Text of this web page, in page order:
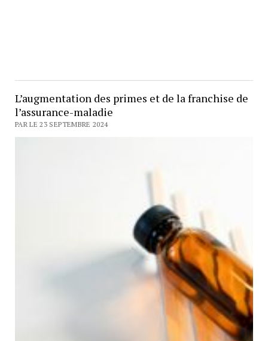
L’augmentation des primes et de la franchise de
l’assurance-maladie
PAR LE 23 SEPTEMBRE 2024